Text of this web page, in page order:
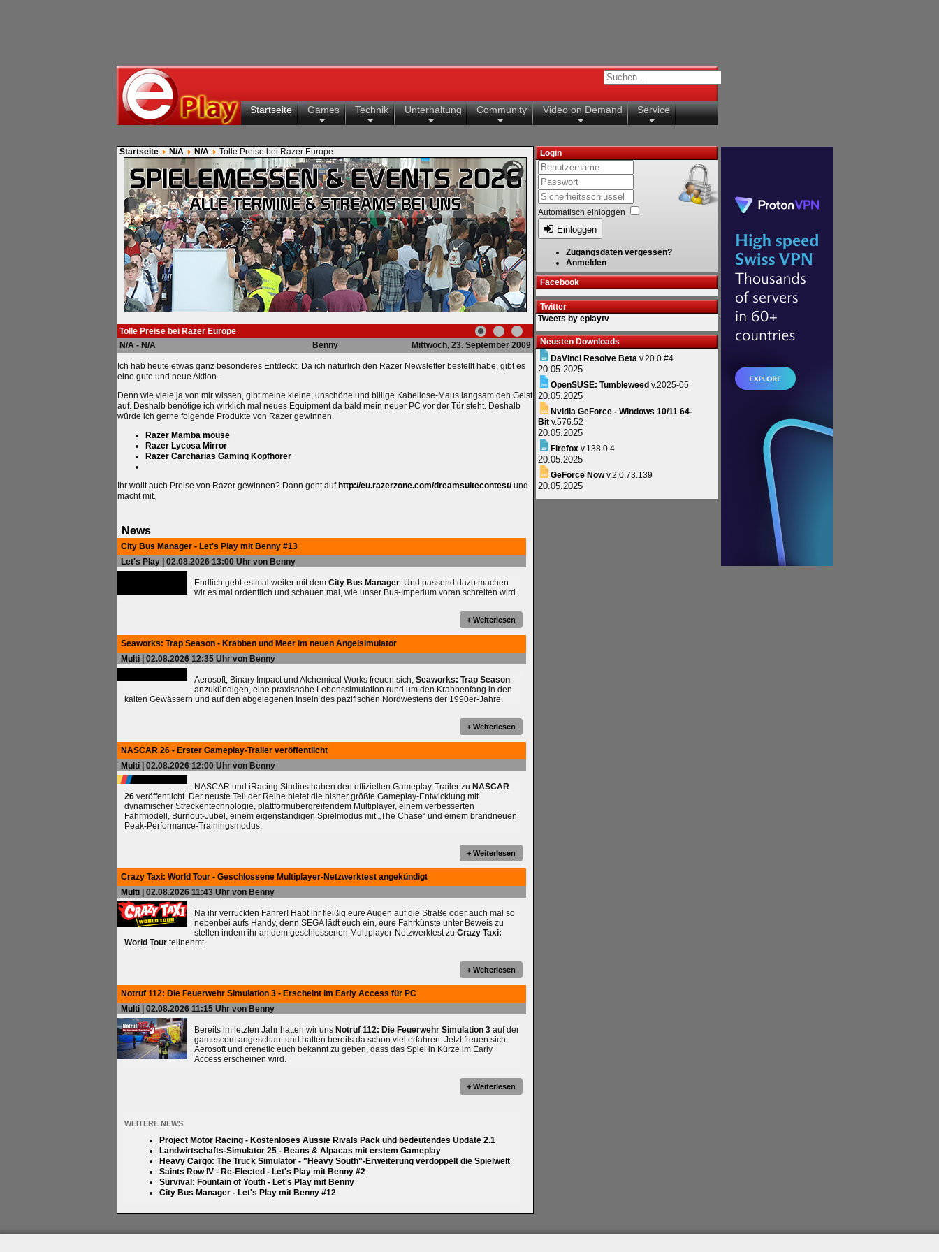
Startseite Games Technik Unterhaltung Community Video on Demand Service
Startseite N/A N/A Tolle Preise bei Razer Europe
Tolle Preise bei Razer Europe
N/A - N/A
Benny Mittwoch, 23. September 2009
Ich hab heute etwas ganz besonderes Entdeckt. Da ich natürlich den Razer Newsletter bestellt habe, gibt es
eine gute und neue Aktion.
Denn wie viele ja von mir wissen, gibt meine kleine, unschöne und billige Kabellose-Maus langsam den Geist
auf. Deshalb benötige ich wirklich mal neues Equipment da bald mein neuer PC vor der Tür steht. Deshalb
würde ich gerne folgende Produkte von Razer gewinnen.
Razer Mamba mouse
Razer Lycosa Mirror
Razer Carcharias Gaming Kopfhörer
Ihr wollt auch Preise von Razer gewinnen? Dann geht auf http://eu.razerzone.com/dreamsuitecontest/und
macht mit.
News
City Bus Manager - Let's Play mit Benny #13
Let's Play | 02.08.2026 13:00 Uhr von Benny
Endlich geht es mal weiter mit dem City Bus Manager. Und passend dazu machen
wir es mal ordentlich und schauen mal, wie unser Bus-Imperium voran schreiten wird.
+ Weiterlesen
Seaworks: Trap Season - Krabben und Meer im neuen Angelsimulator
Multi | 02.08.2026 12:35 Uhr von Benny
Aerosoft, Binary Impact und Alchemical Works freuen sich, Seaworks: Trap Season
anzukündigen, eine praxisnahe Lebenssimulation rund um den Krabbenfang in den
kalten Gewässern und auf den abgelegenen Inseln des pazifischen Nordwestens der 1990er-Jahre.
+ Weiterlesen
NASCAR 26 - Erster Gameplay-Trailer veröffentlicht
Multi | 02.08.2026 12:00 Uhr von Benny
NASCAR und iRacing Studios haben den offiziellen Gameplay-Trailer zu NASCAR
26 veröffentlicht. Der neuste Teil der Reihe bietet die bisher größte Gameplay-Entwicklung mit
dynamischer Streckentechnologie, plattformübergreifendem Multiplayer, einem verbesserten
Fahrmodell, Burnout-Jubel, einem eigenständigen Spielmodus mit „The Chase“ und einem brandneuen
Peak-Performance-Trainingsmodus.
+ Weiterlesen
Crazy Taxi: World Tour - Geschlossene Multiplayer-Netzwerktest angekündigt
Multi | 02.08.2026 11:43 Uhr von Benny
Na ihr verrückten Fahrer! Habt ihr fleißig eure Augen auf die Straße oder auch mal so
nebenbei aufs Handy, denn SEGA lädt euch ein, eure Fahrkünste unter Beweis zu
stellen indem ihr an dem geschlossenen Multiplayer-Netzwerktest zu Crazy Taxi:
World Tour teilnehmt.
+ Weiterlesen
Notruf 112: Die Feuerwehr Simulation 3 - Erscheint im Early Access für PC
Multi | 02.08.2026 11:15 Uhr von Benny
Bereits im letzten Jahr hatten wir uns Notruf 112: Die Feuerwehr Simulation 3 auf der
gamescom angeschaut und hatten bereits da schon viel erfahren. Jetzt freuen sich
Aerosoft und crenetic euch bekannt zu geben, dass das Spiel in Kürze im Early
Access erscheinen wird.
+ Weiterlesen
WEITERE NEWS
Project Motor Racing - Kostenloses Aussie Rivals Pack und bedeutendes Update 2.1
Landwirtschafts-Simulator 25 - Beans & Alpacas mit erstem Gameplay
Heavy Cargo: The Truck Simulator - "Heavy South"-Erweiterung verdoppelt die Spielwelt
Saints Row IV - Re-Elected - Let's Play mit Benny #2
Survival: Fountain of Youth - Let's Play mit Benny
City Bus Manager - Let's Play mit Benny #12
Login
Automatisch einloggen
Einloggen
Zugangsdaten vergessen?
Anmelden
Facebook
Twitter
Tweets by eplaytv
Neusten Downloads
DaVinci Resolve Beta v.20.0 #4
20.05.2025
OpenSUSE: Tumbleweed v.2025-05
20.05.2025
Nvidia GeForce - Windows 10/11 64-
Bit v.576.52
20.05.2025
Firefox v.138.0.4
20.05.2025
GeForce Nowv.2.0.73.139
20.05.2025